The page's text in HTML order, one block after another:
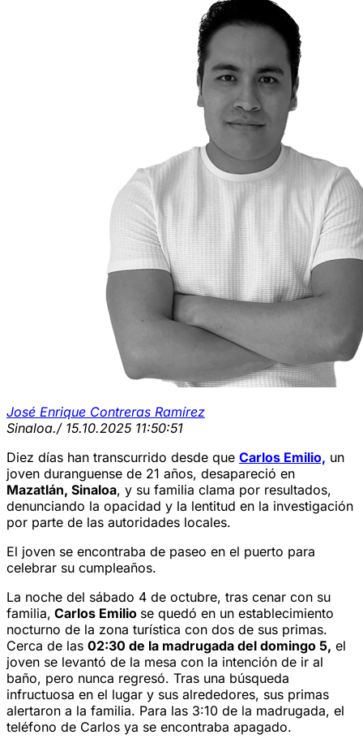
José Enrique Contreras Ramírez
Sinaloa./ 15.10.2025 11:50:51
Diez días han transcurrido desde que Carlos Emilio, un
joven duranguense de 21 años, desapareció en
Mazatlán, Sinaloa, y su familia clama por resultados,
denunciando la opacidad y la lentitud en la investigación
por parte de las autoridades locales.
El joven se encontraba de paseo en el puerto para
celebrar su cumpleaños.
La noche del sábado 4 de octubre, tras cenar con su
familia, Carlos Emilio se quedó en un establecimiento
nocturno de la zona turística con dos de sus primas.
Cerca de las 02:30 de la madrugada del domingo 5, el
joven se levantó de la mesa con la intención de ir al
baño, pero nunca regresó. Tras una búsqueda
infructuosa en el lugar y sus alrededores, sus primas
alertaron a la familia. Para las 3:10 de la madrugada, el
teléfono de Carlos ya se encontraba apagado.